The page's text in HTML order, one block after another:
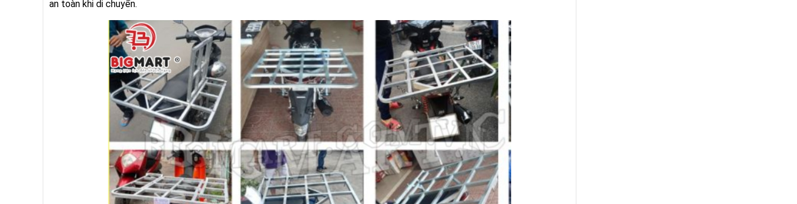
an toàn khi di chuyển.